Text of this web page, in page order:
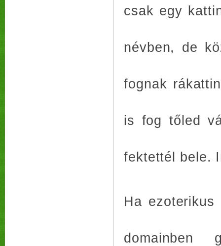
csak egy
névben, de
fognak
is fog tőled
fektettél bele.
Ha
domainben